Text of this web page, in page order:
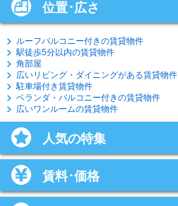
位置･広さ
ルーフバルコニー付きの賃貸物件
駅徒歩5分以内の賃貸物件
角部屋
広いリビング・ダイニングがある賃貸物件
駐車場付き賃貸物件
ベランダ・バルコニー付きの賃貸物件
広いワンルームの賃貸物件
人気の特集
賃料･価格